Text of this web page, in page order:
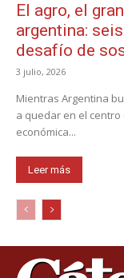
El agro, el
argentina:
desafío de
3 julio, 2026
Mientras Argentina
a quedar en el centro
económica...
Leer más